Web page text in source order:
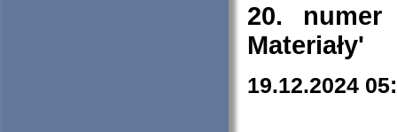
20. numer
Materiały'
19.12.2024